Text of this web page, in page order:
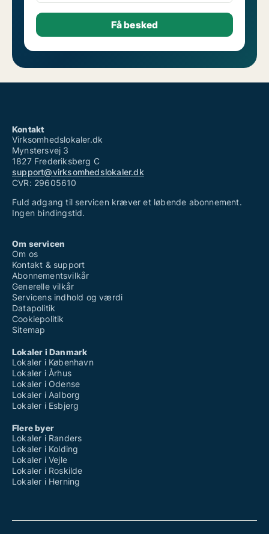
Kontakt
Virksomhedslokaler.dk
Mynstersvej 3
1827 Frederiksberg C
support@virksomhedslokaler.dk
CVR: 29605610
Fuld adgang til servicen kræver et løbende abonnement.
Ingen bindingstid.
Om servicen
Om os
Kontakt & support
Abonnementsvilkår
Generelle vilkår
Servicens indhold og værdi
Datapolitik
Cookiepolitik
Sitemap
Lokaler i Danmark
Lokaler i København
Lokaler i Århus
Lokaler i Odense
Lokaler i Aalborg
Lokaler i Esbjerg
Flere byer
Lokaler i Randers
Lokaler i Kolding
Lokaler i Vejle
Lokaler i Roskilde
Lokaler i Herning